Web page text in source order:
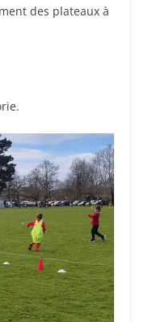
des plateaux à